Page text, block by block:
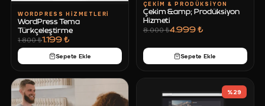
WORDPRESS HIZMETLERI
WordPress Tema
Türkçeleştirme
1.800 ₺1.199 ₺
Sepete Ekle
ÇEKIM & PRODÜKSIYON
Çekim &amp; Prodüksiyon
Hizmeti
8.000 ₺4.999 ₺
Sepete Ekle
%29